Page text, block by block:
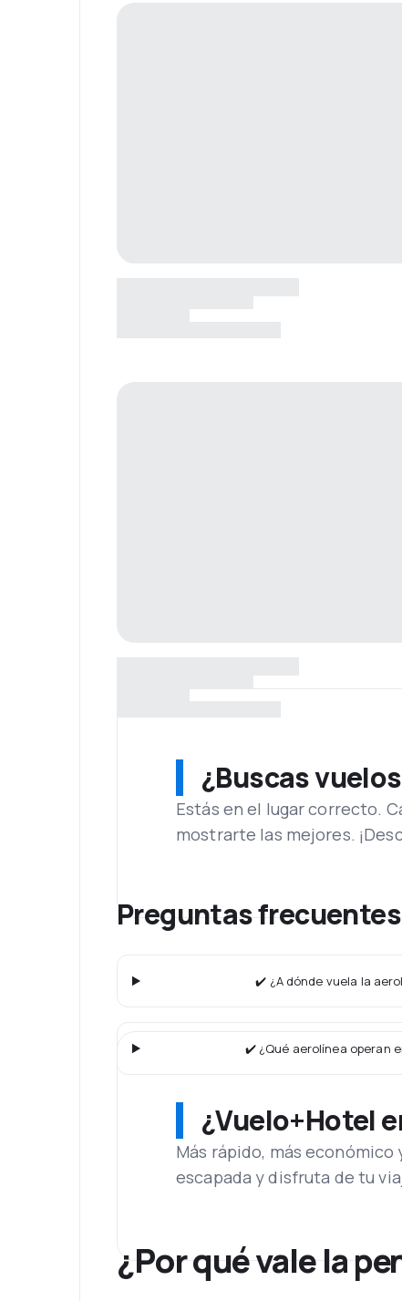
¿Buscas
Estás en el lugar correcto.
mostrarte las mejores.
Preguntas
✔️ ¿A dónde vuela la
✔️ ¿Qué aerolínea operan
¿Vuelo+Hotel
Más rápido, más
escapada y disfruta de tu
¿Por qué vale la